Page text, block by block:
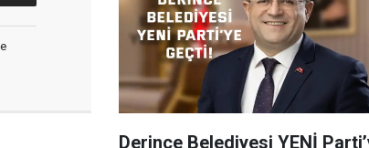
Derince Belediyesi YENİ